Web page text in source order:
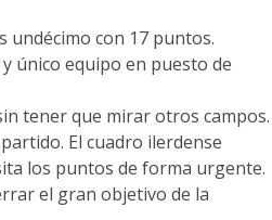
undécimo con 17 puntos.
único equipo en puesto de
tener que mirar otros campos.
El cuadro ilerdense
los puntos de forma urgente.
el gran objetivo de la